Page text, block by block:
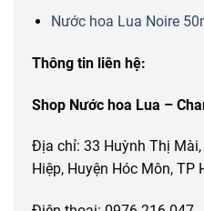
Nước hoa Lua Noire
Thông tin liên hệ:
Shop Nước hoa Lua –
Địa chỉ: 33 Huỳnh Thị
Hiệp, Huyện Hóc Môn, TP